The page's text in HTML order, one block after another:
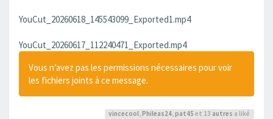
YouCut_20260618_145543099_Exported1.mp4
YouCut_20260617_112240471_Exported.mp4
Vous n’avez pas les permissions nécessaires pour voir
les fichiers joints à ce message.
vincecool, Phileas24, pat45 et 13 autres a liké